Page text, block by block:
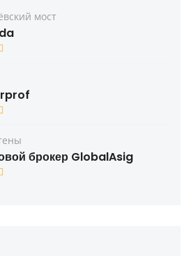
мост
брокер GlobalAsig